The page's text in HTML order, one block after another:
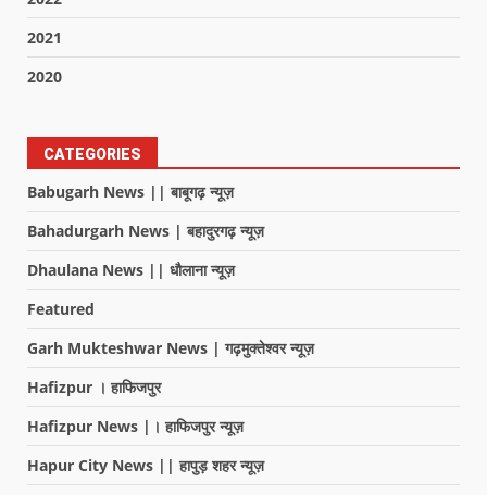
2021
2020
CATEGORIES
Babugarh News || बाबूगढ़ न्यूज़
Bahadurgarh News | बहादुरगढ़ न्यूज़
Dhaulana News || धौलाना न्यूज़
Featured
Garh Mukteshwar News | गढ़मुक्तेश्वर न्यूज़
Hafizpur । हाफिजपुर
Hafizpur News |। हाफिजपुर न्यूज़
Hapur City News || हापुड़ शहर न्यूज़